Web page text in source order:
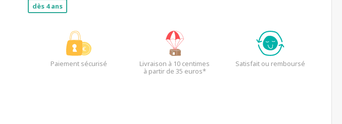
dès 4 ans
Paiement sécurisé
Livraison à 10 centimes
à partir de 35 euros*
Satisfait ou remboursé